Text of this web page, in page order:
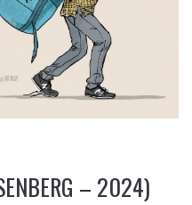
– 2024)